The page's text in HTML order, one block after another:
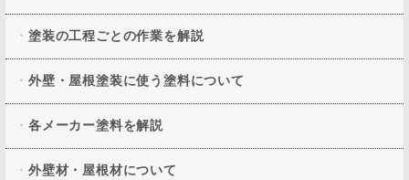
塗装の工程ごとの作業を解説
外壁・屋根塗装に使う塗料について
各メーカー塗料を解説
外壁材・屋根材について